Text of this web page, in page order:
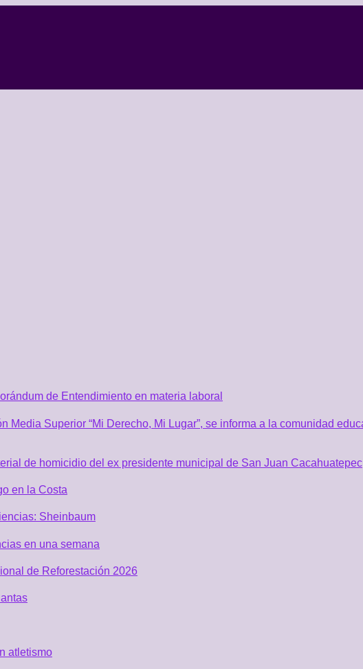
de Entendimiento en materia laboral
Superior “Mi Derecho, Mi Lugar”, se informa a la comunidad
de homicidio del ex presidente municipal de San Juan Cacahuatepec
en la Costa
Sheinbaum
en una semana
de Reforestación 2026
atletismo